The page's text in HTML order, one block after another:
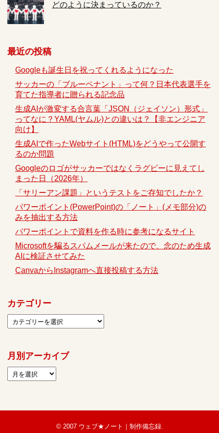
どのように決まっているのか？
最近の投稿
Googleも誕生日を祝ってくれるようになった
サッカーの「ブルーペナント」って何？日本代表選手を
育てた指導者に贈られる記念品
生成AIが激変する合言葉「JSON（ジェイソン）形式」
ってなに？YAML(ヤムル)との違いは？【非エンジニア
向け】
生成AIで作ったWebサイト(HTML)をどうやって公開す
るのか問題
Googleのロゴがサッカーではなくラグビーに見えてし
まった日（2026年）
「サリーアン課題」というテストをご存知でしたか？
パワーポイント(PowerPoint)の「ノート」(メモ部分)の
みを抽出する方法
パワーポイントで資料を作る時に参考になるサイト
Microsoftを騙るスパムメールが来たので、念のため生成
AIに検証させてみた
CanvaからInstagramへ直接投稿する方法
カテゴリー
月別アーカイブ
© 2007 ウェブ★ノート｜制作備忘録.